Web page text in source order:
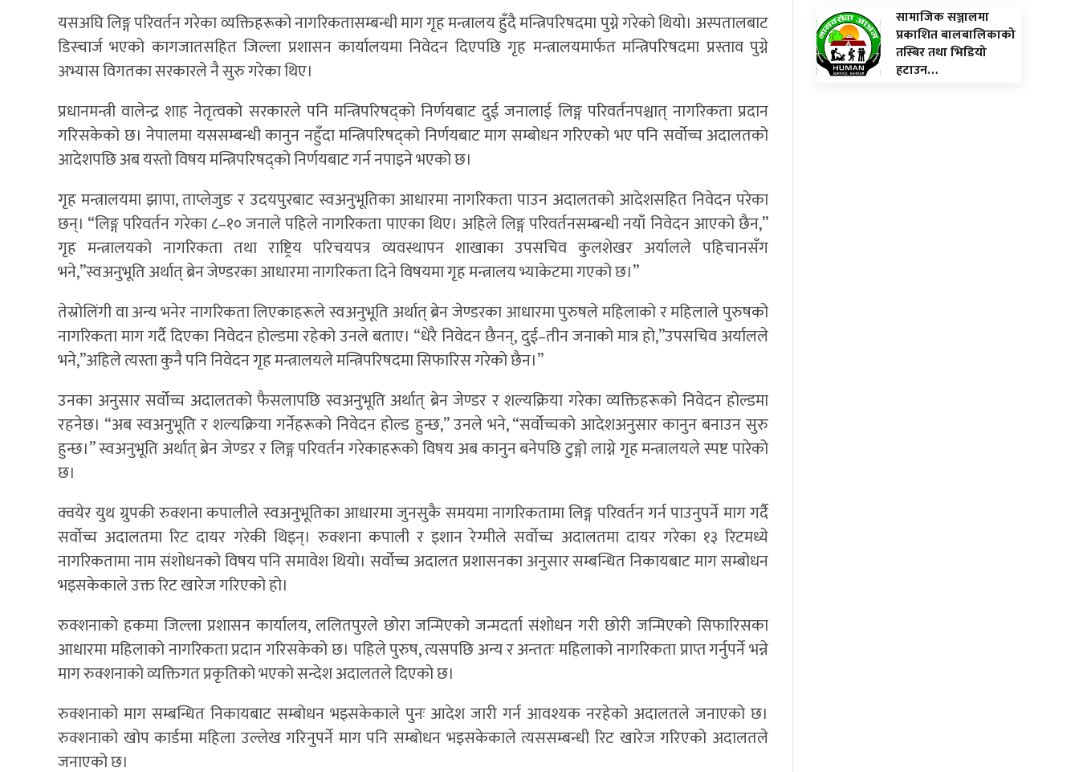
यसअघि लिङ्ग परिवर्तन गरेका व्यक्तिहरूको नागरिकतासम्बन्धी माग गृह मन्त्रालय हुँदै मन्त्रिपरिषदमा पुग्ने गरेको थियो। अस्पतालबाट
डिस्चार्ज भएको कागजातसहित जिल्ला प्रशासन कार्यालयमा निवेदन दिएपछि गृह मन्त्रालयमार्फत मन्त्रिपरिषदमा प्रस्ताव पुग्ने
अभ्यास विगतका सरकारले नै सुरु गरेका थिए।
प्रधानमन्त्री वालेन्द्र शाह नेतृत्वको सरकारले पनि मन्त्रिपरिषद्को निर्णयबाट दुई जनालाई लिङ्ग परिवर्तनपश्चात् नागरिकता प्रदान
गरिसकेको छ। नेपालमा यससम्बन्धी कानुन नहुँदा मन्त्रिपरिषद्को निर्णयबाट माग सम्बोधन गरिएको भए पनि सर्वोच्च अदालतको
आदेशपछि अब यस्तो विषय मन्त्रिपरिषद्को निर्णयबाट गर्न नपाइने भएको छ।
गृह मन्त्रालयमा झापा, ताप्लेजुङ र उदयपुरबाट स्वअनुभूतिका आधारमा नागरिकता पाउन अदालतको आदेशसहित निवेदन परेका
छन्। “लिङ्ग परिवर्तन गरेका ८–१० जनाले पहिले नागरिकता पाएका थिए। अहिले लिङ्ग परिवर्तनसम्बन्धी नयाँ निवेदन आएको छैन,”
गृह मन्त्रालयको नागरिकता तथा राष्ट्रिय परिचयपत्र व्यवस्थापन शाखाका उपसचिव कुलशेखर अर्यालले पहिचानसँग
भने,”स्वअनुभूति अर्थात् ब्रेन जेण्डरका आधारमा नागरिकता दिने विषयमा गृह मन्त्रालय भ्याकेटमा गएको छ।”
तेस्रोलिंगी वा अन्य भनेर नागरिकता लिएकाहरूले स्वअनुभूति अर्थात् ब्रेन जेण्डरका आधारमा पुरुषले महिलाको र महिलाले पुरुषको
नागरिकता माग गर्दै दिएका निवेदन होल्डमा रहेको उनले बताए। “धेरै निवेदन छैनन्, दुई–तीन जनाको मात्र हो,”उपसचिव अर्यालले
भने,”अहिले त्यस्ता कुनै पनि निवेदन गृह मन्त्रालयले मन्त्रिपरिषदमा सिफारिस गरेको छैन।”
उनका अनुसार सर्वोच्च अदालतको फैसलापछि स्वअनुभूति अर्थात् ब्रेन जेण्डर र शल्यक्रिया गरेका व्यक्तिहरूको निवेदन होल्डमा
रहनेछ। “अब स्वअनुभूति र शल्यक्रिया गर्नेहरूको निवेदन होल्ड हुन्छ,” उनले भने, “सर्वोच्चको आदेशअनुसार कानुन बनाउन सुरु
हुन्छ।” स्वअनुभूति अर्थात् ब्रेन जेण्डर र लिङ्ग परिवर्तन गरेकाहरूको विषय अब कानुन बनेपछि टुङ्गो लाग्ने गृह मन्त्रालयले स्पष्ट पारेको
छ।
क्वयेर युथ ग्रुपकी रुक्शना कपालीले स्वअनुभूतिका आधारमा जुनसुकै समयमा नागरिकतामा लिङ्ग परिवर्तन गर्न पाउनुपर्ने माग गर्दै
सर्वोच्च अदालतमा रिट दायर गरेकी थिइन्। रुक्शना कपाली र इशान रेग्मीले सर्वोच्च अदालतमा दायर गरेका १३ रिटमध्ये
नागरिकतामा नाम संशोधनको विषय पनि समावेश थियो। सर्वोच्च अदालत प्रशासनका अनुसार सम्बन्धित निकायबाट माग सम्बोधन
भइसकेकाले उक्त रिट खारेज गरिएको हो।
रुक्शनाको हकमा जिल्ला प्रशासन कार्यालय, ललितपुरले छोरा जन्मिएको जन्मदर्ता संशोधन गरी छोरी जन्मिएको सिफारिसका
आधारमा महिलाको नागरिकता प्रदान गरिसकेको छ। पहिले पुरुष, त्यसपछि अन्य र अन्ततः महिलाको नागरिकता प्राप्त गर्नुपर्ने भन्ने
माग रुक्शनाको व्यक्तिगत प्रकृतिको भएको सन्देश अदालतले दिएको छ।
रुक्शनाको माग सम्बन्धित निकायबाट सम्बोधन भइसकेकाले पुनः आदेश जारी गर्न आवश्यक नरहेको अदालतले जनाएको छ।
रुक्शनाको खोप कार्डमा महिला उल्लेख गरिनुपर्ने माग पनि सम्बोधन भइसकेकाले त्यससम्बन्धी रिट खारेज गरिएको अदालतले
जनाएको छ।
सामाजिक सञ्जालमा
प्रकाशित बालबालिकाको
तस्बिर तथा भिडियो
हटाउन…